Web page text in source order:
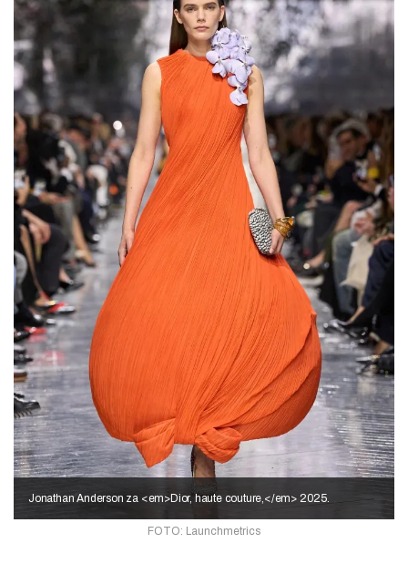
FOTO: Launchmetrics
Jonathan Anderson za <em>Dior, haute couture,</em> 2025.